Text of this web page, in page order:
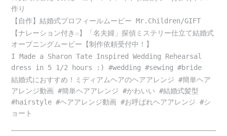
作り
【自作】結婚式プロフィールムービー Mr.Children/GIFT
【ナレーション付き☆】「名夫婦」探偵ミステリー仕立て結婚式
オープニングムービー【制作依頼受付中！】
I Made a Sharon Tate Inspired Wedding Rehearsal
dress in 5 1/2 hours :) #wedding #sewing #bride
結婚式におすすめ！ミディアムヘアのヘアアレンジ #簡単ヘア
アレンジ動画 #簡単ヘアアレンジ #かわいい #結婚式髪型
#hairstyle #ヘアアレンジ動画 #お呼ばれヘアアレンジ #シ
ョート